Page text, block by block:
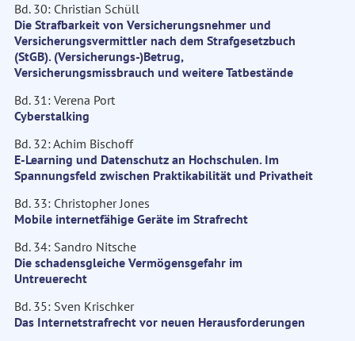
Bd. 30: Christian Schüll
Die Strafbarkeit von Versicherungsnehmer und
Versicherungsvermittler nach dem Strafgesetzbuch
(StGB). (Versicherungs-)Betrug,
Versicherungsmissbrauch und weitere Tatbestände
Bd. 31: Verena Port
Cyberstalking
Bd. 32: Achim Bischoff
E-Learning und Datenschutz an Hochschulen. Im
Spannungsfeld zwischen Praktikabilität und Privatheit
Bd. 33: Christopher Jones
Mobile internetfähige Geräte im Strafrecht
Bd. 34: Sandro Nitsche
Die schadensgleiche Vermögensgefahr im
Untreuerecht
Bd. 35: Sven Krischker
Das Internetstrafrecht vor neuen Herausforderungen